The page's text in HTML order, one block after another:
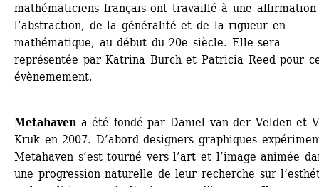
mathématiciens français ont travaillé à une affirmation
l’abstraction, de la généralité et de la rigueur en
mathématique, au début du 20e siècle. Elle sera
représentée par Katrina Burch et Patricia Reed pour
évènemement.
Metahavena été fondé par Daniel van der Velden et
Kruk en 2007. D’abord designers graphiques
Metahaven s’est tourné vers l’art et l’image animée
une progression naturelle de leur recherche sur